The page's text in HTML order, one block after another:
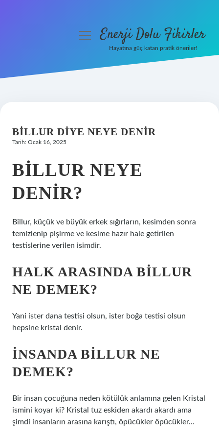
Hakkımızda
menüyüEnerji Dolu Fikirler
Hayatına güç katan pratik öneriler!
BILLUR DIYE NEYE DENIR
Tarih: Ocak 16, 2025
BILLUR NEYE
DENIR?
Billur, küçük ve büyük erkek sığırların, kesimden sonra
temizlenip pişirme ve kesime hazır hale getirilen
testislerine verilen isimdir.
HALK ARASINDA BILLUR
NE DEMEK?
Yani ister dana testisi olsun, ister boğa testisi olsun
hepsine kristal denir.
İNSANDA BILLUR NE
DEMEK?
Bir insan çocuğuna neden kötülük anlamına gelen Kristal
ismini koyar ki? Kristal tuz eskiden akardı akardı ama
şimdi insanların arasına karıştı, öpücükler öpücükler…